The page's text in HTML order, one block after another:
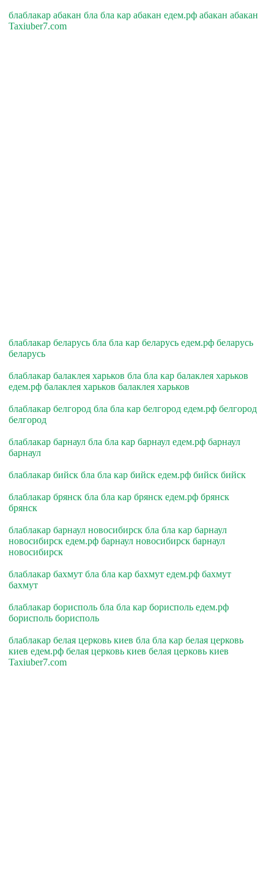
блаблакар абакан бла бла кар абакан едем.рф абакан абакан
Taxiuber7.com
блаблакар беларусь бла бла кар беларусь едем.рф беларусь
беларусь
блаблакар балаклея харьков бла бла кар балаклея харьков
едем.рф балаклея харьков балаклея харьков
блаблакар белгород бла бла кар белгород едем.рф белгород
белгород
блаблакар барнаул бла бла кар барнаул едем.рф барнаул
барнаул
блаблакар бийск бла бла кар бийск едем.рф бийск бийск
блаблакар брянск бла бла кар брянск едем.рф брянск
брянск
блаблакар барнаул новосибирск бла бла кар барнаул
новосибирск едем.рф барнаул новосибирск барнаул
новосибирск
блаблакар бахмут бла бла кар бахмут едем.рф бахмут
бахмут
блаблакар борисполь бла бла кар борисполь едем.рф
борисполь борисполь
блаблакар белая церковь киев бла бла кар белая церковь
киев едем.рф белая церковь киев белая церковь киев
Taxiuber7.com